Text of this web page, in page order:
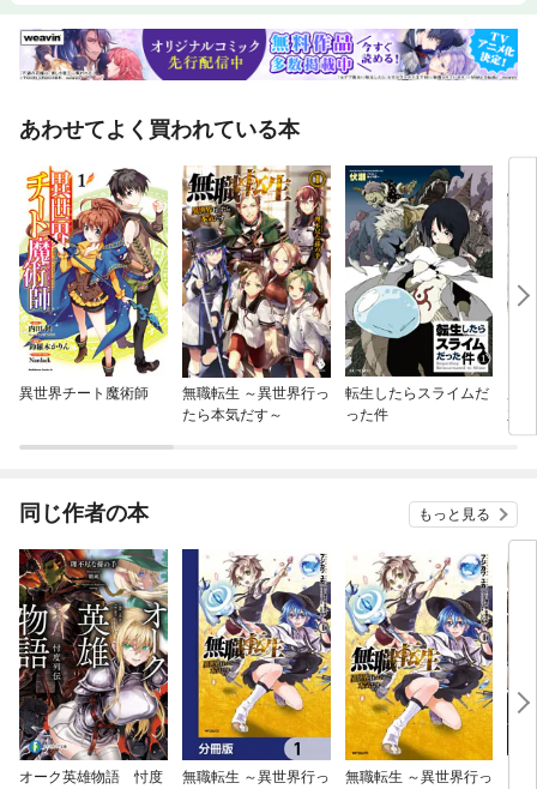
あわせてよく買われている本
異世界チート魔術師
無職転生 ～異世界行っ
たら本気だす～
転生したらスライムだ
った件
立
ド
同じ作者の本 もっと見る
オーク英雄物語 忖度
無職転生 ～異世界行っ
無職転生 ～異世界行っ